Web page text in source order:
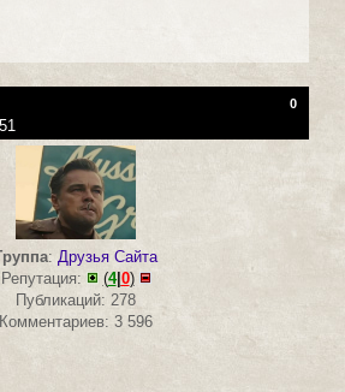
0
: Друзья Сайта
Репутация:
(4| 0)
Публикаций: 278
Комментариев: 3 596